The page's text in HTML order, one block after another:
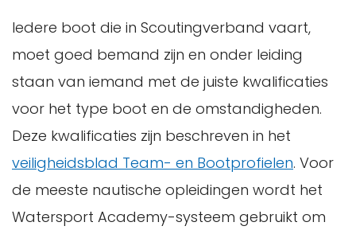
Iedere boot die in Scoutingverband vaart,
moet goed bemand zijn en onder leiding
staan van iemand met de juiste kwalificaties
voor het type boot en de omstandigheden.
Deze kwalificaties zijn beschreven in het
veiligheidsblad Team- en Bootprofielen. Voor
de meeste nautische opleidingen wordt het
Watersport Academy-systeem gebruikt om